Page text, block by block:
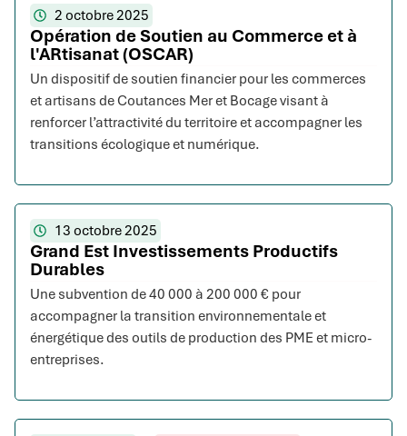
2 octobre 2025
Opération de Soutien au Commerce et à
l'ARtisanat (OSCAR)
Un dispositif de soutien financier pour les commerces
et artisans de Coutances Mer et Bocage visant à
renforcer l’attractivité du territoire et accompagner les
transitions écologique et numérique.
13 octobre 2025
Grand Est Investissements Productifs
Durables
Une subvention de 40 000 à 200 000 € pour
accompagner la transition environnementale et
énergétique des outils de production des PME et micro-
entreprises.